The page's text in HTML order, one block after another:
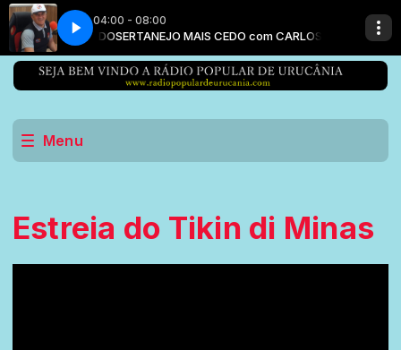
04:00 - 08:00
CARLOS MACEDOSERTANEJO MAIS CEDO com CARLOS MACEDO
Menu
Estreia do Tikin di Minas